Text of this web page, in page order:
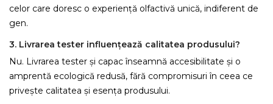
celor care doresc o experiență olfactivă unică, indiferent de
gen.
3. Livrarea tester influențează calitatea produsului?
Nu. Livrarea tester și capac înseamnă accesibilitate și o
amprentă ecologică redusă, fără compromisuri în ceea ce
privește calitatea și esența produsului.